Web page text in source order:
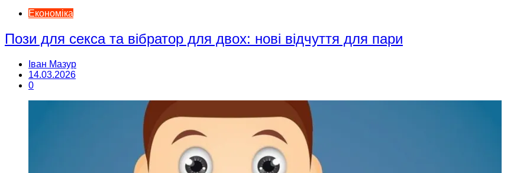
Економіка
Пози для секса та вібратор для двох: нові відчуття для пари
Іван Мазур
14.03.2026
0